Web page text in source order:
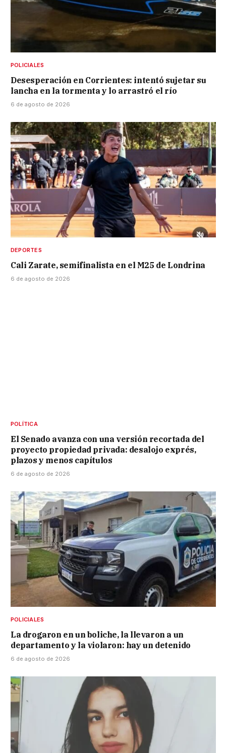
POLICIALES
Desesperación en Corrientes: intentó sujetar su
lancha en la tormenta y lo arrastró el río
6 de agosto de 2026
DEPORTES
Cali Zarate, semifinalista en el M25 de Londrina
6 de agosto de 2026
POLÍTICA
El Senado avanza con una versión recortada del
proyecto propiedad privada: desalojo exprés,
plazos y menos capítulos
6 de agosto de 2026
POLICIALES
La drogaron en un boliche, la llevaron a un
departamento y la violaron: hay un detenido
6 de agosto de 2026